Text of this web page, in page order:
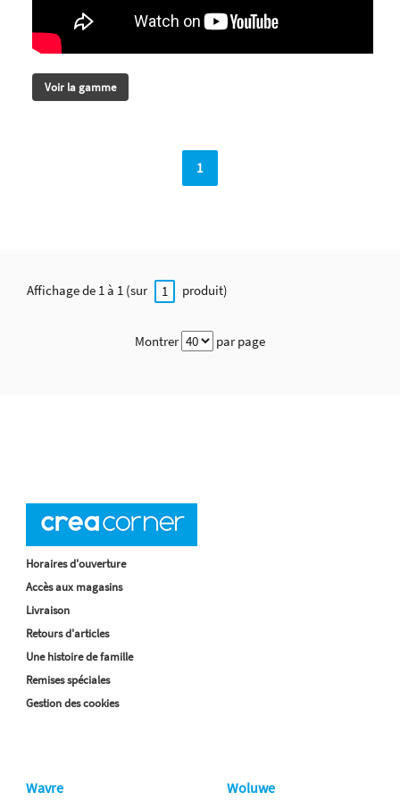
Voir la gamme
1
Affichage de 1 à 1 (sur 1 produit)
Montrer par page
Horaires d'ouverture
Accès aux magasins
Livraison
Retours d'articles
Une histoire de famille
Remises spéciales
Gestion des cookies
Wavre Woluwe